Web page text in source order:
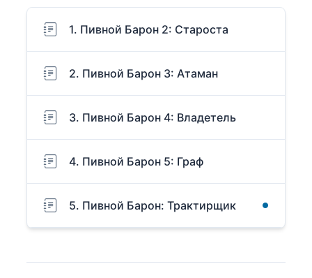
1. Пивной Барон 2: Староста
2. Пивной Барон 3: Атаман
3. Пивной Барон 4: Владетель
4. Пивной Барон 5: Граф
5. Пивной Барон: Трактирщик